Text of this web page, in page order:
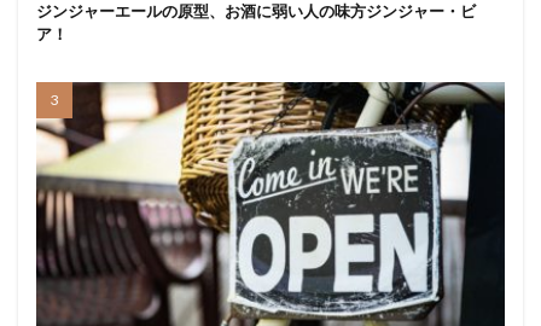
ジンジャーエールの原型、お酒に弱い人の味方ジンジャー・ビ
ア！